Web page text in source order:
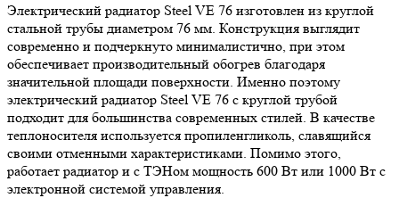
Электрический радиатор Steel VE 76 изготовлен из круглой
стальной трубы диаметром 76 мм. Конструкция выглядит
современно и подчеркнуто минималистично, при этом
обеспечивает производительный обогрев благодаря
значительной площади поверхности. Именно поэтому
электрический радиатор Steel VE 76 с круглой трубой
подходит для большинства современных стилей. В качестве
теплоносителя используется пропиленгликоль, славящийся
своими отменными характеристиками. Помимо этого,
работает радиатор и с ТЭНом мощность 600 Вт или 1000 Вт с
электронной системой управления.